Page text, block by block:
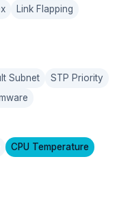
Link Flapping
Subnet
STP Priority
CPU Temperature